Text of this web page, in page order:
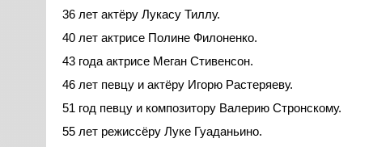
36 лет актёру Лукасу Тиллу.
40 лет актрисе Полине Филоненко.
43 года актрисе Меган Стивенсон.
46 лет певцу и актёру Игорю Растеряеву.
51 год певцу и композитору Валерию Стронскому.
55 лет режиссёру Луке Гуаданьино.